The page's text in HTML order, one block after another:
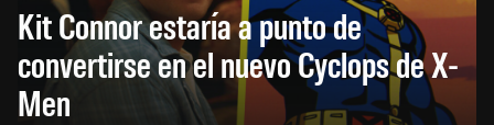
Kit Connor estaría a punto de
convertirse en el nuevo Cyclops de X-
Men